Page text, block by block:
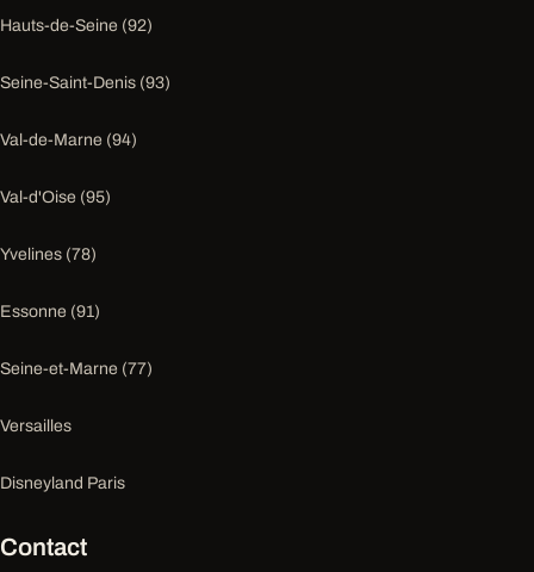
Hauts-de-Seine (92)
Seine-Saint-Denis (93)
Val-de-Marne (94)
Val-d'Oise (95)
Yvelines (78)
Essonne (91)
Seine-et-Marne (77)
Versailles
Disneyland Paris
Contact